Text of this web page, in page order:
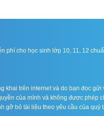
cho học sinh lớp 10, 11, 12
trên internet và do bạn đọc
của mình và không được phép
gỡ bỏ tài liệu theo yêu cầu của quý